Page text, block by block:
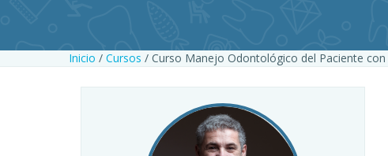
Inicio / Cursos / Curso Manejo Odontológico del Paciente